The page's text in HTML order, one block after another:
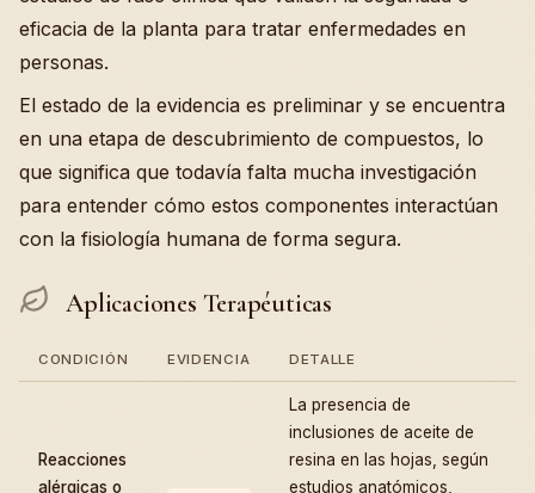
eficacia de la planta para tratar enfermedades en
personas.
El estado de la evidencia es preliminar y se encuentra
en una etapa de descubrimiento de compuestos, lo
que significa que todavía falta mucha investigación
para entender cómo estos componentes interactúan
con la fisiología humana de forma segura.
Aplicaciones Terapéuticas
CONDICIÓN EVIDENCIA DETALLE
Reacciones
alérgicas o
La presencia de
inclusiones de aceite de
resina en las hojas, según
estudios anatómicos,